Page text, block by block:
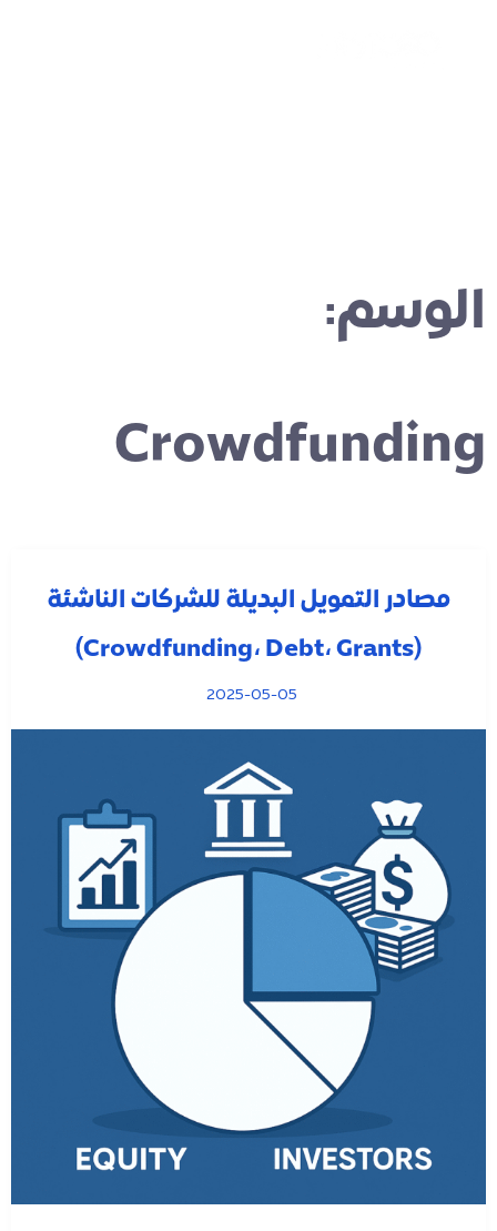
الوسم:
Crowdfunding
مصادر التمويل البديلة للشركات الناشئة
(Crowdfunding، Debt، Grants)
2025-05-05